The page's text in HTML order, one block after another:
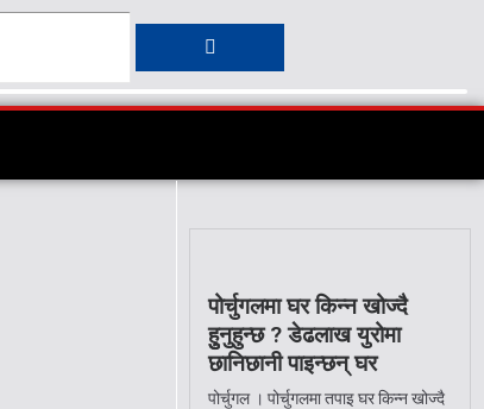
पोर्चुगलमा घर किन्न खोज्दै
हुुनुहुन्छ ? डेढलाख युरोमा
छानिछानी पाइन्छन् घर
पोर्चुगल । पोर्चुगलमा तपाइ घर किन्न खोज्दै